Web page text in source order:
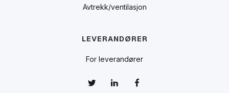
Avtrekk/ventilasjon
LEVERANDØRER
For leverandører